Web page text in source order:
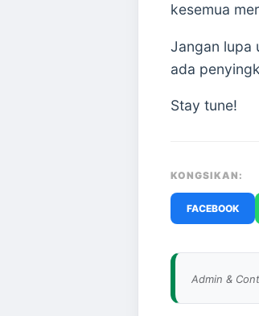
kesemua
Jangan lupa
ada
Stay tune!
KONGSIKAN:
FACEBOOK
Admin &